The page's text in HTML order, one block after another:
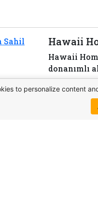
Hawaii
Hawaii
donanımlı
View
to personalize content